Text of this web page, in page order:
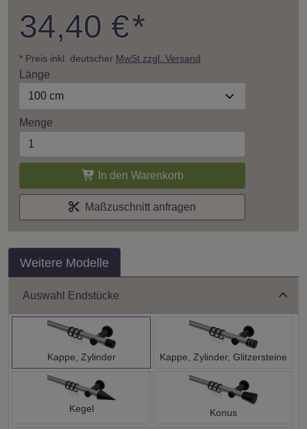
34,40 €*
* Preis inkl. deutscher MwSt zzgl. Versand
Länge
100 cm
Menge
In den Warenkorb
Maßzuschnitt anfragen
Weitere Modelle
Auswahl Endstücke
Kappe, Zylinder Kappe, Zylinder, Glitzersteine
Kegel Konus